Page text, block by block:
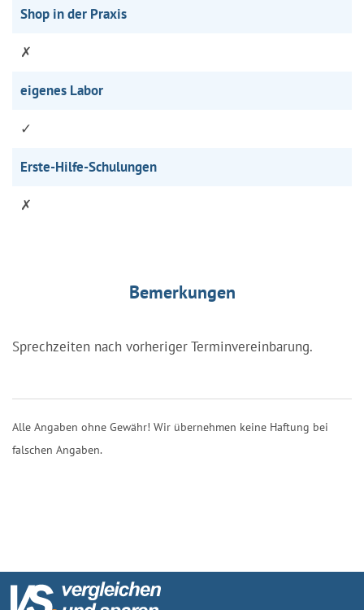
Shop in der Praxis
✗
eigenes Labor
✓
Erste-Hilfe-Schulungen
✗
Bemerkungen
Sprechzeiten nach vorheriger Terminvereinbarung.
Alle Angaben ohne Gewähr! Wir übernehmen keine Haftung bei
falschen Angaben.